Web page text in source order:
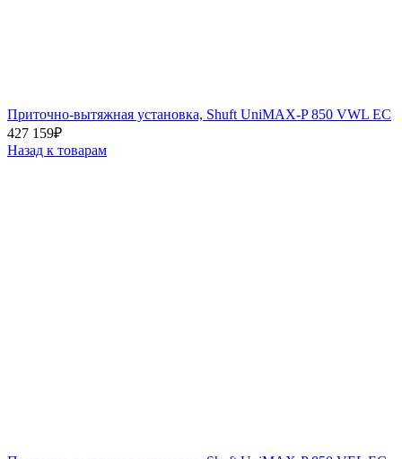
Приточно-вытяжная установка, Shuft UniMAX-P 850 VWL EC
427 159₽
Назад к товарам